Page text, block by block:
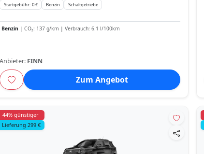
Startgebühr: 0 € Benzin Schaltgetriebe
Benzin | CO₂: 137 g/km | Verbrauch: 6.1 l/100km
Anbieter: FINN
Zum Angebot
44% günstiger
Lieferung 299 €